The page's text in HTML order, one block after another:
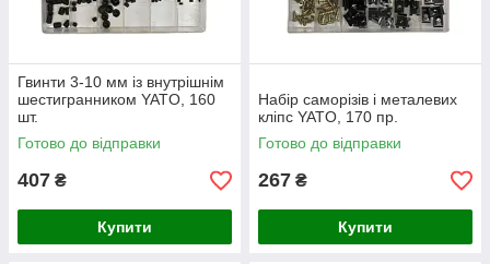
Гвинти 3-10 мм із внутрішнім
шестигранником YATO, 160
шт.
Готово до відправки
407 ₴
Купити
Набір саморізів і металевих
кліпс YATO, 170 пр.
Готово до відправки
267 ₴
Купити